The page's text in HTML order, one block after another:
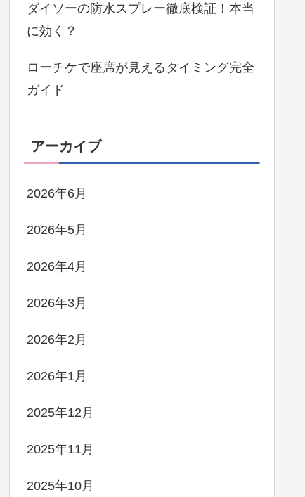
ダイソーの防水スプレー徹底検証！本当
に効く？
ローチケで座席が見えるタイミング完全
ガイド
アーカイブ
2026年6月
2026年5月
2026年4月
2026年3月
2026年2月
2026年1月
2025年12月
2025年11月
2025年10月